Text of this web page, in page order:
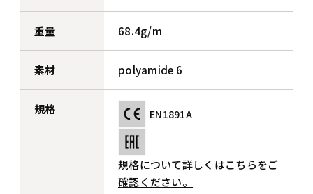
重量 68.4g/m
素材 polyamide 6
規格 EN1891A
規格について詳しくはこちらをご
確認ください。